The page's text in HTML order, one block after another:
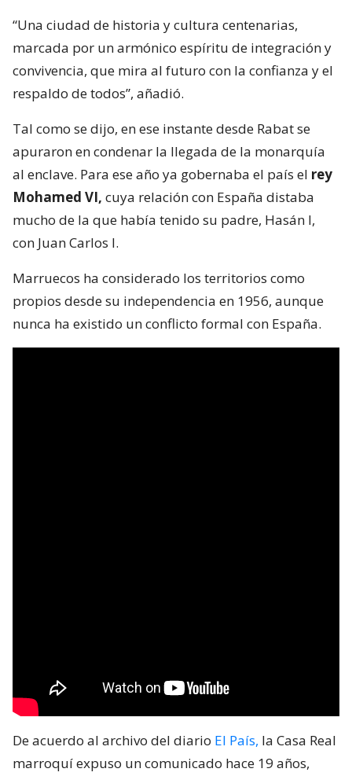
“Una ciudad de historia y cultura centenarias,
marcada por un armónico espíritu de integración y
convivencia, que mira al futuro con la confianza y el
respaldo de todos”, añadió.
Tal como se dijo, en ese instante desde Rabat se
apuraron en condenar la llegada de la monarquía
al enclave. Para ese año ya gobernaba el país el rey
Mohamed VI, cuya relación con España distaba
mucho de la que había tenido su padre, Hasán I,
con Juan Carlos I.
Marruecos ha considerado los territorios como
propios desde su independencia en 1956, aunque
nunca ha existido un conflicto formal con España.
De acuerdo al archivo del diario El País, la Casa Real
marroquí expuso un comunicado hace 19 años,